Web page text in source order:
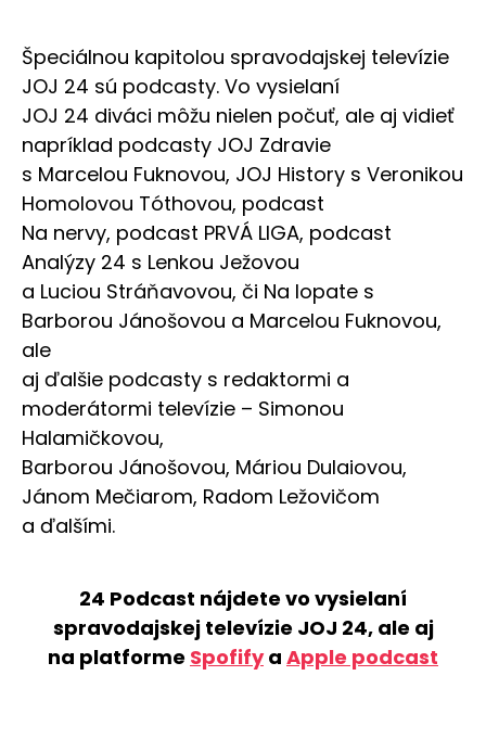
Špeciálnou kapitolou spravodajskej televízie
JOJ 24 sú podcasty. Vo vysielaní
JOJ 24 diváci môžu nielen počuť, ale aj vidieť
napríklad podcasty JOJ Zdravie
s Marcelou Fuknovou, JOJ History s Veronikou
Homolovou Tóthovou, podcast
Na nervy, podcast PRVÁ LIGA, podcast
Analýzy 24 s Lenkou Ježovou
a Luciou Stráňavovou, či Na lopate s
Barborou Jánošovou a Marcelou Fuknovou,
ale
aj ďalšie podcasty s redaktormi a
moderátormi televízie – Simonou
Halamičkovou,
Barborou Jánošovou, Máriou Dulaiovou,
Jánom Mečiarom, Radom Ležovičom
a ďalšími.
24 Podcast nájdete vo vysielaní
spravodajskej televízie JOJ 24, ale aj
na platforme Spofifya Apple podcast